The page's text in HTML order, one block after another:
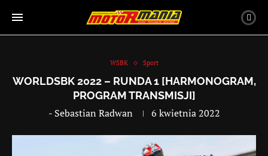
WSBK Sport
WORLDSBK 2022 – RUNDA 1 [HARMONOGRAM,
PROGRAM TRANSMISJI]
- Sebastian Radwan 6 kwietnia 2022